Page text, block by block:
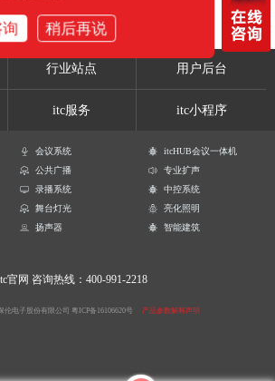
行业站点 用户后台
itc服务 itc小程序
会议系统
itcHUB会议一体机
公共广播
专业扩声
录播系统
中控系统
舞台灯光
亮化照明
扬声器
智能建筑
官网 咨询热线：400-991-2218
伦电子股份有限公司 粤ICP备16106620号 产品参数解释声明
稍后再说